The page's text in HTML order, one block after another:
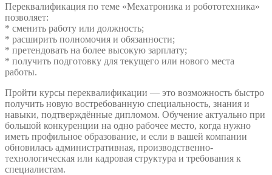
Переквалификация по теме «Мехатроника и робототехника»
позволяет:
* сменить работу или должность;
* расширить полномочия и обязанности;
* претендовать на более высокую зарплату;
* получить подготовку для текущего или нового места
работы.
Пройти курсы переквалификации — это возможность быстро
получить новую востребованную специальность, знания и
навыки, подтверждённые дипломом. Обучение актуально при
большой конкуренции на одно рабочее место, когда нужно
иметь профильное образование, и если в вашей компании
обновилась административная, производственно-
технологическая или кадровая структура и требования к
специалистам.